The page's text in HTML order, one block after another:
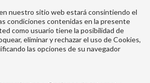
nuestro sitio web estará consintiendo el
condiciones contenidas en la presente
como usuario tiene la posibilidad de
eliminar y rechazar el uso de Cookies,
las opciones de su navegador